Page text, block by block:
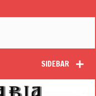
SIDEBAR